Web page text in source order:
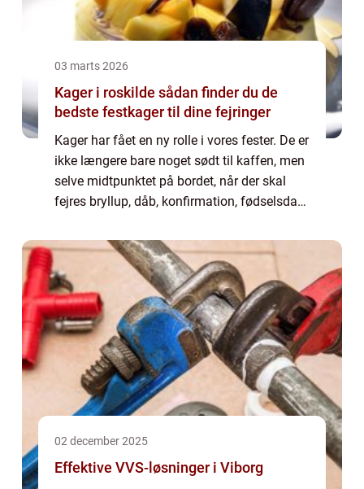
03 marts 2026
Kager i roskilde sådan finder du de
bedste festkager til dine fejringer
Kager har fået en ny rolle i vores fester. De er
ikke længere bare noget sødt til kaffen, men
selve midtpunktet på bordet, når der skal
fejres bryllup, dåb, konfirmation, fødselsdag
i Roskilde, oplever, ...
02 december 2025
Effektive VVS-løsninger i Viborg